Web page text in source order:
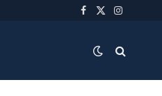
Facebook
X